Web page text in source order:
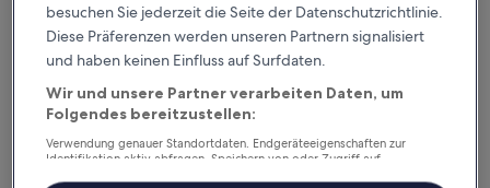
Mehr sparen mit Preisen für Mitglieder
Überprüfe die Preise für diese Daten
Heute
6. Aug. - 7. Aug.
Morgen
7. Aug. - 8. Aug.
besuchen Sie jederzeit die Seite der Datenschutzrichtlinie.
Diese Präferenzen werden unseren Partnern signalisiert
und haben keinen Einfluss auf Surfdaten.
Wir und unsere Partner verarbeiten Daten, um
Folgendes bereitzustellen:
Verwendung genauer Standortdaten. Endgeräteeigenschaften zur
Identifikation aktiv abfragen. Speichern von oder Zugriff auf